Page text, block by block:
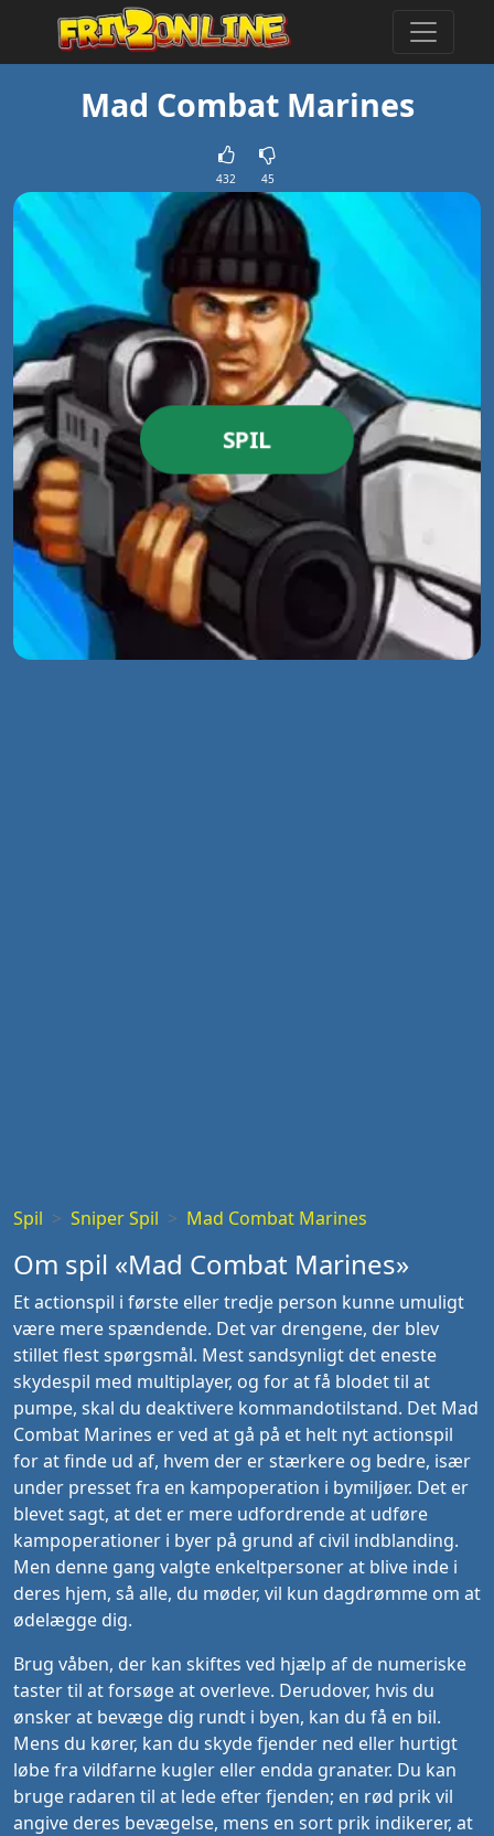
Mad Combat Marines
432 45
SPIL
Spil Sniper Spil Mad Combat Marines
Om spil «Mad Combat Marines»
Et actionspil i første eller tredje person kunne umuligt
være mere spændende. Det var drengene, der blev
stillet flest spørgsmål. Mest sandsynligt det eneste
skydespil med multiplayer, og for at få blodet til at
pumpe, skal du deaktivere kommandotilstand. Det Mad
Combat Marines er ved at gå på et helt nyt actionspil
for at finde ud af, hvem der er stærkere og bedre, især
under presset fra en kampoperation i bymiljøer. Det er
blevet sagt, at det er mere udfordrende at udføre
kampoperationer i byer på grund af civil indblanding.
Men denne gang valgte enkeltpersoner at blive inde i
deres hjem, så alle, du møder, vil kun dagdrømme om at
ødelægge dig.
Brug våben, der kan skiftes ved hjælp af de numeriske
taster til at forsøge at overleve. Derudover, hvis du
ønsker at bevæge dig rundt i byen, kan du få en bil.
Mens du kører, kan du skyde fjender ned eller hurtigt
løbe fra vildfarne kugler eller endda granater. Du kan
bruge radaren til at lede efter fjenden; en rød prik vil
angive deres bevægelse, mens en sort prik indikerer, at